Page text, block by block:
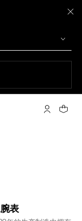
My TAG您的